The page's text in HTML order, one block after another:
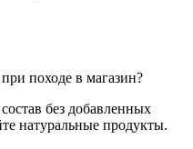
походе в магазин?
без добавленных
натуральные продукты.